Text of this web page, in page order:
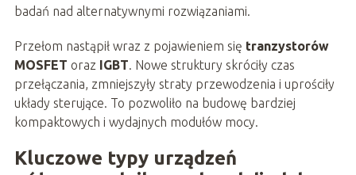
badań nad alternatywnymi rozwiązaniami.
Przełom nastąpił wraz z pojawieniem się tranzystorów
MOSFET oraz IGBT. Nowe struktury skróciły czas
przełączania, zmniejszyły straty przewodzenia i uprościły
układy sterujące. To pozwoliło na budowę bardziej
kompaktowych i wydajnych modułów mocy.
Kluczowe typy urządzeń